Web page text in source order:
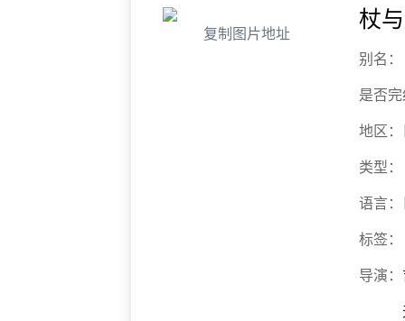
复制图片地址
杖
别名：
是否
地区：
类型：
语言：
标签：
导演：